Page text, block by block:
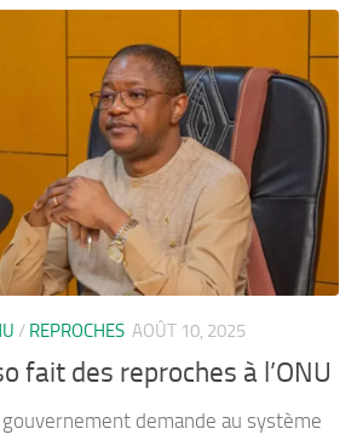
/ REPROCHES AOÛT 10, 2025
fait des reproches à l’ONU
demande au système